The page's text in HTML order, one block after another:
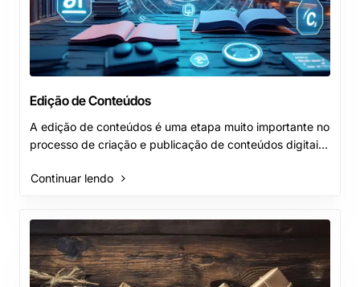
Edição de Conteúdos
A edição de conteúdos é uma etapa muito importante no
processo de criação e publicação de conteúdos digitais,
Continuar lendo